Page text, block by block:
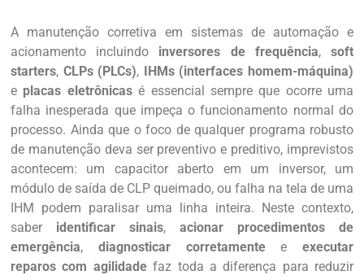
A manutenção corretiva em sistemas de automação e
acionamento incluindo inversores de frequência,soft
starters, CLPs (PLCs), IHMs (interfaces homem-máquina)
e placas eletrônicasé essencial sempre que ocorre uma
falha inesperada que impeça o funcionamento normal do
processo. Ainda que o foco de qualquer programa robusto
de manutenção deva ser preventivo e preditivo, imprevistos
acontecem: um capacitor aberto em um inversor, um
módulo de saída de CLP queimado, ou falha na tela de uma
IHM podem paralisar uma linha inteira. Neste contexto,
saber identificar sinais, acionar procedimentos de
emergência, diagnosticar corretamentee executar
reparos com agilidadefaz toda a diferença para reduzir